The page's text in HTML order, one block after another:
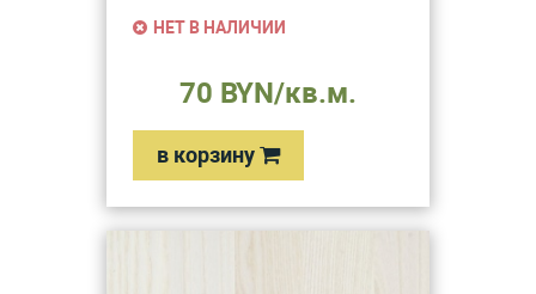
НЕТ В НАЛИЧИИ
70 BYN/кв.м.
в корзину